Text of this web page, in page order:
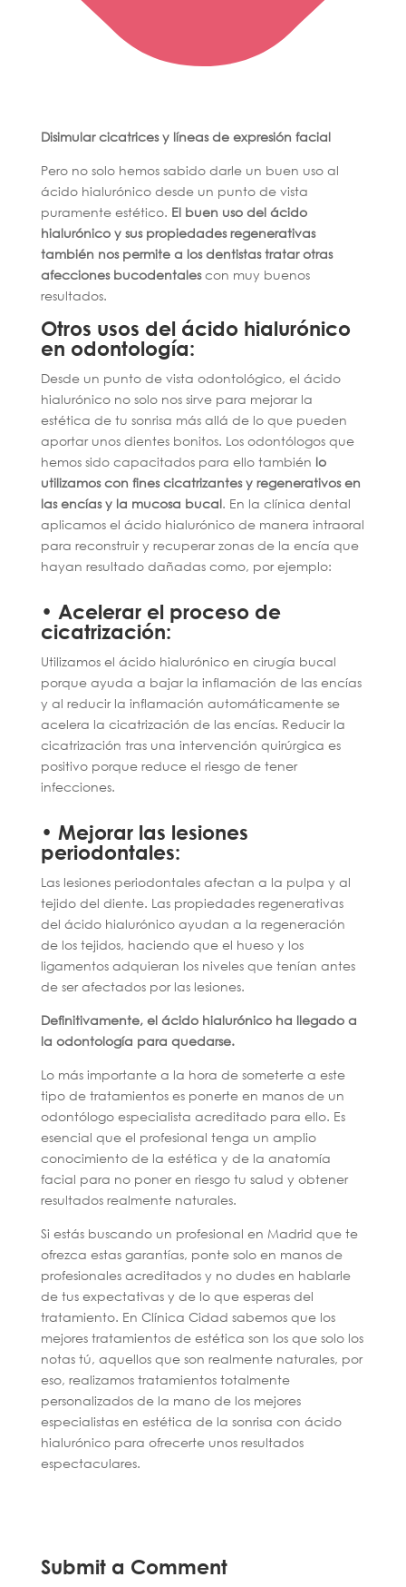
Disimular cicatrices y líneas de expresión facial
Pero no solo hemos sabido darle un buen uso al
ácido hialurónico desde un punto de vista
puramente estético. El buen uso del ácido
hialurónico y sus propiedades regenerativas
también nos permite a los dentistas tratar otras
afecciones bucodentalescon muy buenos
resultados.
Otros usos del ácido hialurónico
en odontología:
Desde un punto de vista odontológico, el ácido
hialurónico no solo nos sirve para mejorar la
estética de tu sonrisa más allá de lo que pueden
aportar unos dientes bonitos. Los odontólogos que
hemos sido capacitados para ello también lo
utilizamos con fines cicatrizantes y regenerativos en
las encías y la mucosa bucal. En la clínica dental
aplicamos el ácido hialurónico de manera intraoral
para reconstruir y recuperar zonas de la encía que
hayan resultado dañadas como, por ejemplo:
• Acelerar el proceso de
cicatrización:
Utilizamos el ácido hialurónico en cirugía bucal
porque ayuda a bajar la inflamación de las encías
y al reducir la inflamación automáticamente se
acelera la cicatrización de las encías. Reducir la
cicatrización tras una intervención quirúrgica es
positivo porque reduce el riesgo de tener
infecciones.
• Mejorar las lesiones
periodontales:
Las lesiones periodontales afectan a la pulpa y al
tejido del diente. Las propiedades regenerativas
del ácido hialurónico ayudan a la regeneración
de los tejidos, haciendo que el hueso y los
ligamentos adquieran los niveles que tenían antes
de ser afectados por las lesiones.
Definitivamente, el ácido hialurónico ha llegado a
la odontología para quedarse.
Lo más importante a la hora de someterte a este
tipo de tratamientos es ponerte en manos de un
odontólogo especialista acreditado para ello. Es
esencial que el profesional tenga un amplio
conocimiento de la estética y de la anatomía
facial para no poner en riesgo tu salud y obtener
resultados realmente naturales.
Si estás buscando un profesional en Madrid que te
ofrezca estas garantías, ponte solo en manos de
profesionales acreditados y no dudes en hablarle
de tus expectativas y de lo que esperas del
tratamiento. En Clínica Cidad sabemos que los
mejores tratamientos de estética son los que solo los
notas tú, aquellos que son realmente naturales, por
eso, realizamos tratamientos totalmente
personalizados de la mano de los mejores
especialistas en estética de la sonrisa con ácido
hialurónico para ofrecerte unos resultados
espectaculares.
Submit a Comment